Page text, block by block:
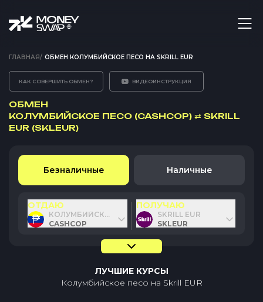
ГЛАВНАЯ/ ОБМЕН КОЛУМБИЙСКОЕ ПЕСО НА SKRILL EUR
КАК СОВЕРШИТЬ ОБМЕН? ВИДЕОИНСТРУКЦИЯ
ОБМЕН
КОЛУМБИЙСКОЕ ПЕСО (CASHCOP) ⇄ SKRILL
EUR (SKLEUR)
Безналичные Наличные
ОТДАЮ
КОЛУМБИЙСКОЕ ПЕСО
CASHCOP
ПОЛУЧАЮ
SKRILL EUR
SKLEUR
ЛУЧШИЕ КУРСЫ
Колумбийское песо на Skrill EUR